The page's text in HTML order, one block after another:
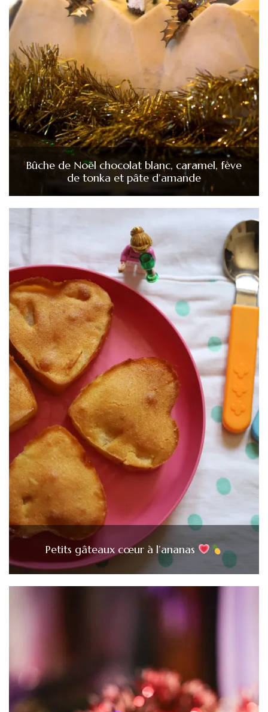
Bûche de Noël chocolat blanc, caramel, fève
de tonka et pâte d’amande
Petits gâteaux cœur à l’ananas